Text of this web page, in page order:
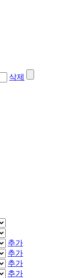
삭제
추가
추가
추가
추가